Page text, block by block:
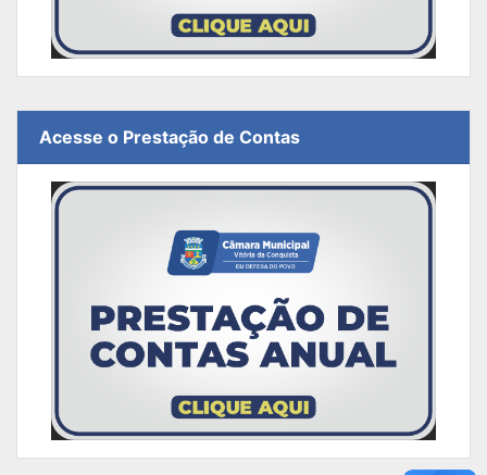
Acesse o Prestação de Contas